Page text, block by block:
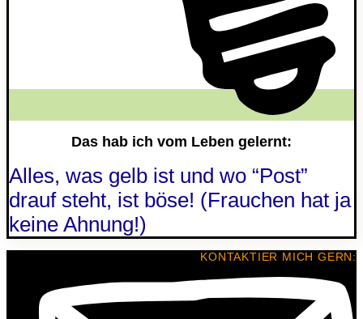
Das hab ich vom Leben gelernt:
Alles, was gelb ist und wo “Post”
drauf steht, ist böse! (Frauchen hat ja
keine Ahnung!)
KONTAKTIER MICH GERN: